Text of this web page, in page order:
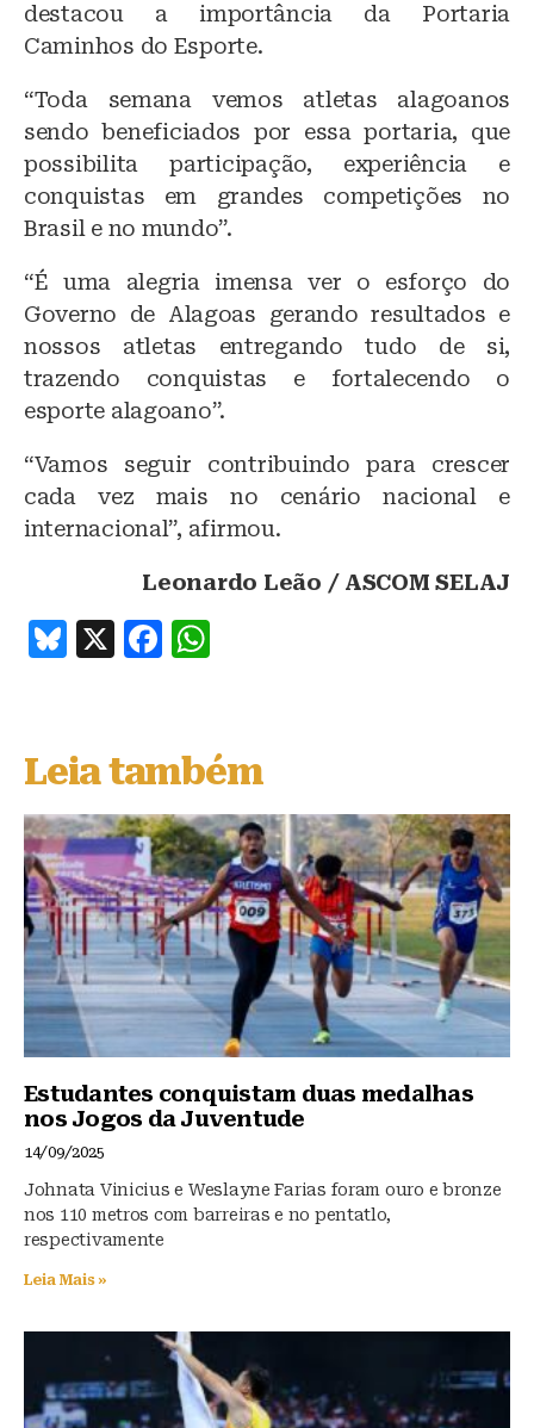
destacou a importância da Portaria
Caminhos do Esporte.
“Toda semana vemos atletas alagoanos
sendo beneficiados por essa portaria, que
possibilita participação, experiência e
conquistas em grandes competições no
Brasil e no mundo”.
“É uma alegria imensa ver o esforço do
Governo de Alagoas gerando resultados e
nossos atletas entregando tudo de si,
trazendo conquistas e fortalecendo o
esporte alagoano”.
“Vamos seguir contribuindo para crescer
cada vez mais no cenário nacional e
internacional”, afirmou.
Leonardo Leão / ASCOM SELAJ
B
s
k
y
X
F
e
b
o
o
k
s
A
p
p
Leia também
Estudantes conquistam duas medalhas
nos Jogos da Juventude
14/09/2025
Johnata Vinicius e Weslayne Farias foram ouro e bronze
nos 110 metros com barreiras e no pentatlo,
respectivamente
Leia Mais »